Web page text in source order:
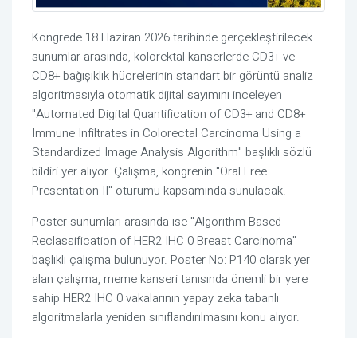
Kongrede 18 Haziran 2026 tarihinde gerçekleştirilecek
sunumlar arasında, kolorektal kanserlerde CD3+ ve
CD8+ bağışıklık hücrelerinin standart bir görüntü analiz
algoritmasıyla otomatik dijital sayımını inceleyen
"Automated Digital Quantification of CD3+ and CD8+
Immune Infiltrates in Colorectal Carcinoma Using a
Standardized Image Analysis Algorithm" başlıklı sözlü
bildiri yer alıyor. Çalışma, kongrenin "Oral Free
Presentation II" oturumu kapsamında sunulacak.
Poster sunumları arasında ise "Algorithm-Based
Reclassification of HER2 IHC 0 Breast Carcinoma"
başlıklı çalışma bulunuyor. Poster No: P140 olarak yer
alan çalışma, meme kanseri tanısında önemli bir yere
sahip HER2 IHC 0 vakalarının yapay zeka tabanlı
algoritmalarla yeniden sınıflandırılmasını konu alıyor.